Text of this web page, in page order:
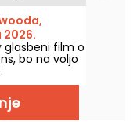
2026.
glasbeni film o
bo na voljo